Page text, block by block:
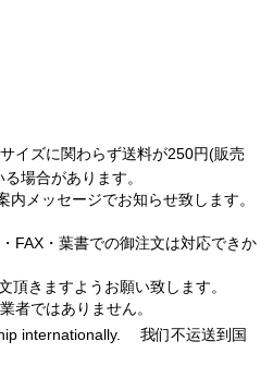
イズに関わらず送料が250円(販売
場合があります。
メッセージでお知らせ致します。
FAX・葉書での御注文は対応できか
きますようお願い致します。
者ではありません。
internationally. 我们不运送到国